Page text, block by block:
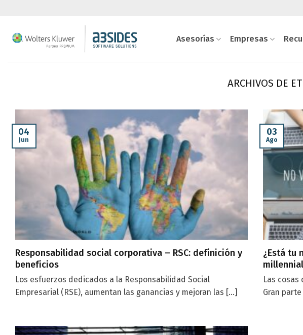
contenido
Asesorías Empresas
ARCHIVOS DE
Responsabilidad social corporativa – RSC: definición y
beneficios
Los esfuerzos dedicados a la Responsabilidad Social
Empresarial (RSE), aumentan las ganancias y mejoran las [...]
04
Jun
¿Está tu
Las
Gran
03
Ago